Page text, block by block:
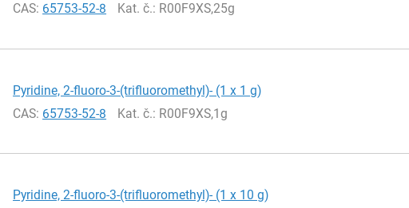
CAS: 65753-52-8 Kat. č.: R00F9XS,25g
Pyridine, 2-fluoro-3-(trifluoromethyl)- (1 x 1 g)
CAS: 65753-52-8 Kat. č.: R00F9XS,1g
Pyridine, 2-fluoro-3-(trifluoromethyl)- (1 x 10 g)